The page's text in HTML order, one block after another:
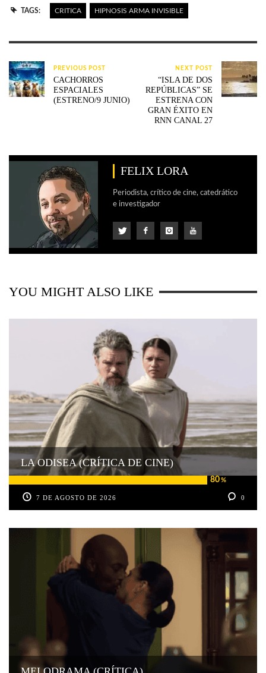
TAGS: CRITICA HIPNOSIS ARMA INVISIBLE
PREVIOUS POST
CACHORROS
ESPACIALES
(ESTRENO/9 JUNIO)
NEXT POST
“ISLA DE DOS
REPÚBLICAS” SE
ESTRENA CON
GRAN ÉXITO EN
RNN CANAL 27
FELIX LORA
Periodista, crítico de cine, catedrático
e investigador
YOU MIGHT ALSO LIKE
80%
LA ODISEA (CRÍTICA DE CINE)
7 DE AGOSTO DE 2026 0